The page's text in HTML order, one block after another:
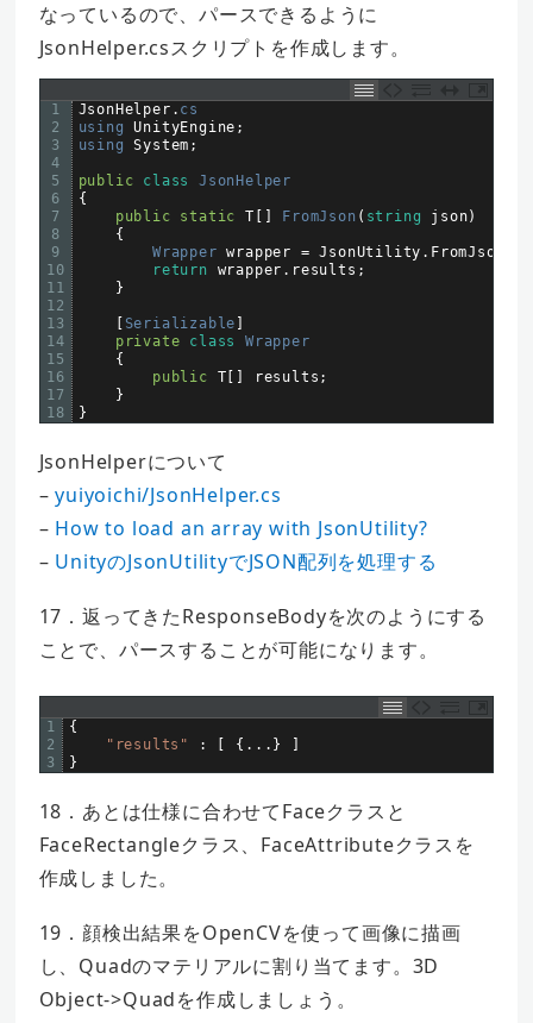
なっているので、パースできるように
JsonHelper.csスクリプトを作成します。
1
2
3
4
5
6
7
8
9
10
11
12
13
14
15
16
17
18
JsonHelper . cs
using UnityEngine ;
using System ;
public class
JsonHelper
{
public
static T FromJson ( string json)
{
Wrapper wrapper = JsonUtility . FromJson
return
wrapper . results ;
}
Serializable
private
class
Wrapper
{
public
T results ;
}
}
JsonHelperについて
–yuiyoichi/JsonHelper.cs
– How to load an array with JsonUtility?
– UnityのJsonUtilityでJSON配列を処理する
17．返ってきたResponseBodyを次のようにする
ことで、パースすることが可能になります。
1
2
3
{
"results"
: { . . . }
}
18．あとは仕様に合わせてFaceクラスと
FaceRectangleクラス、FaceAttributeクラスを
作成しました。
19．顔検出結果をOpenCVを使って画像に描画
し、Quadのマテリアルに割り当てます。3D
Object->Quadを作成しましょう。